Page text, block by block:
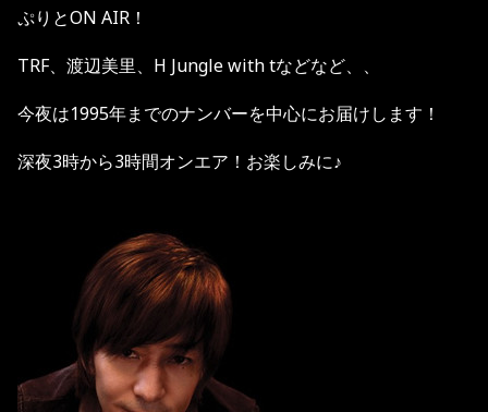
ぷりとON AIR ！
TRF、渡辺美里、 H Jungle with tなどなど、、
今夜は1995年までのナンバーを中心にお届けします！
深夜3時から3時間オンエア！お楽しみに♪